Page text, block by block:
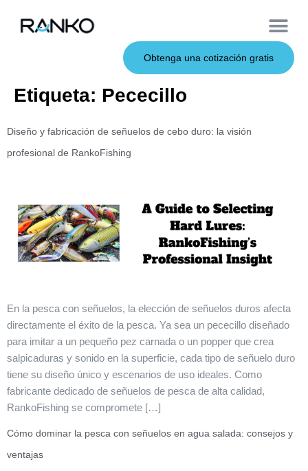
Obtenga una cotización gratis
Etiqueta: Pececillo
Diseño y fabricación de señuelos de cebo duro: la visión
profesional de RankoFishing
En la pesca con señuelos, la elección de señuelos duros afecta
directamente el éxito de la pesca. Ya sea un pececillo diseñado
para imitar a un pequeño pez carnada o un popper que crea
salpicaduras y sonido en la superficie, cada tipo de señuelo duro
tiene su diseño único y escenarios de uso ideales. Como
fabricante dedicado de señuelos de pesca de alta calidad,
RankoFishing se compromete […]
Cómo dominar la pesca con señuelos en agua salada: consejos y
ventajas